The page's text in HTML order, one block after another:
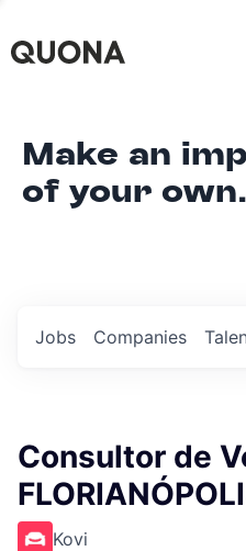
Make an
of your own.
Jobs Companies
Consultor de
Kovi